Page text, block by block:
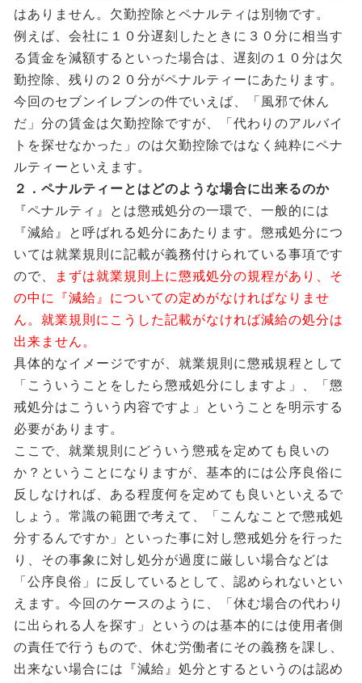
はありません。欠勤控除とペナルティは別物です。
例えば、会社に１０分遅刻したときに３０分に相当す
る賃金を減額するといった場合は、遅刻の１０分は欠
勤控除、残りの２０分がペナルティーにあたります。
今回のセブンイレブンの件でいえば、「風邪で休ん
だ」分の賃金は欠勤控除ですが、「代わりのアルバイ
トを探せなかった」のは欠勤控除ではなく純粋にペナ
ルティーといえます。
２．ペナルティーとはどのような場合に出来るのか
『ペナルティ』とは懲戒処分の一環で、一般的には
『減給』と呼ばれる処分にあたります。懲戒処分につ
いては就業規則に記載が義務付けられている事項です
ので、
まずは就業規則上に懲戒処分の規程があり、そ
の中に『減給』についての定めがなければなりませ
ん。就業規則にこうした記載がなければ減給の処分は
出来ません。
具体的なイメージですが、就業規則に懲戒規程として
「こういうことをしたら懲戒処分にしますよ」、「懲
戒処分はこういう内容ですよ」ということを明示する
必要があります。
ここで、就業規則にどういう懲戒を定めても良いの
か？ということになりますが、基本的には公序良俗に
反しなければ、ある程度何を定めても良いといえるで
しょう。常識の範囲で考えて、「こんなことで懲戒処
分するんですか」といった事に対し懲戒処分を行った
り、その事象に対し処分が過度に厳しい場合などは
「公序良俗」に反しているとして、認められないとい
えます。今回のケースのように、「休む場合の代わり
に出られる人を探す」というのは基本的には使用者側
の責任で行うもので、休む労働者にその義務を課し、
出来ない場合には『減給』処分とするというのは認め